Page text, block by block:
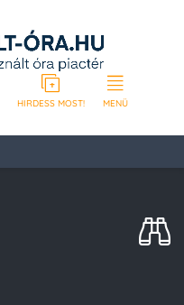
HIRDESS MOST! MENÜ